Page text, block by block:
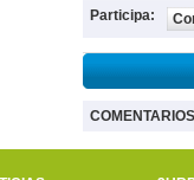
Participa:
COMENTARIOS